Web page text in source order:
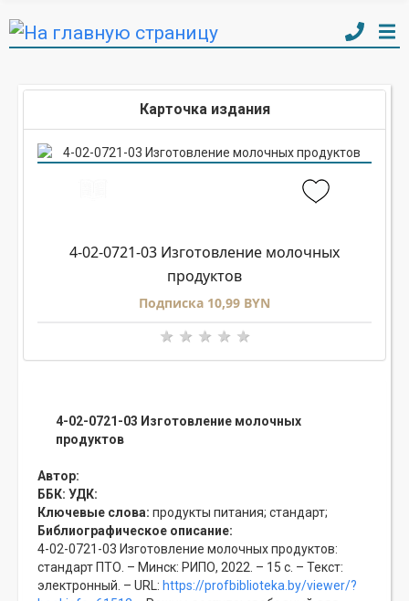
Карточка издания
4-02-0721-03 Изготовление молочных
продуктов
Подписка 10,99 BYN
4-02-0721-03 Изготовление молочных
продуктов
Автор:
ББК: УДК:
Ключевые слова: продукты питания; стандарт;
Библиографическое описание:
4-02-0721-03 Изготовление молочных продуктов:
стандарт ПТО. – Минск: РИПО, 2022. – 15 с. – Текст:
электронный. – URL: https://profbiblioteka.by/viewer/?